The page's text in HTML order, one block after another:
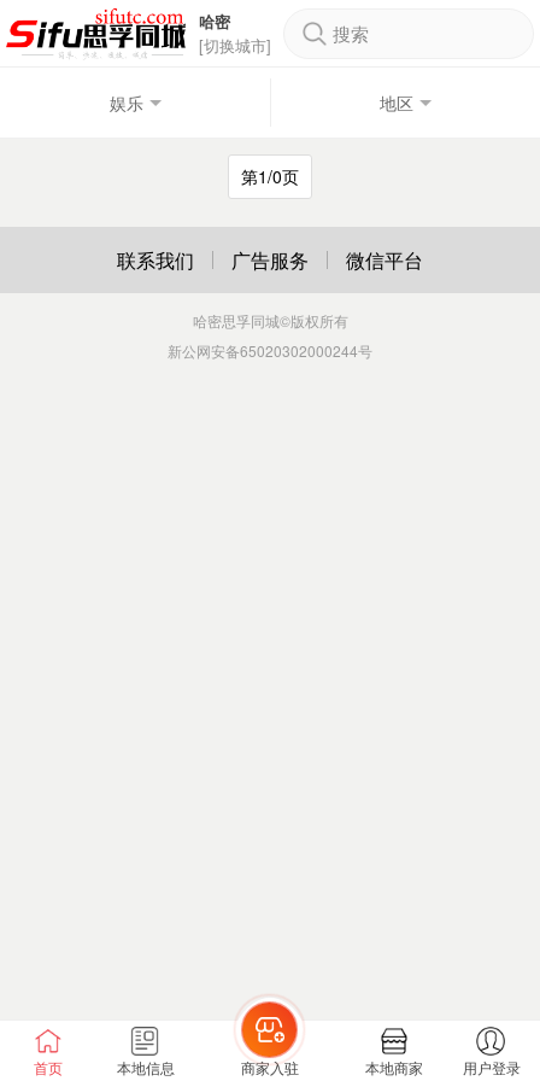
哈密
[切换城市]
搜索
娱乐 地区
第1/0页
首页 本地信息 商家入驻 本地商家 用户登录
联系我们 广告服务 微信平台
哈密思孚同城©版权所有
新公网安备65020302000244号